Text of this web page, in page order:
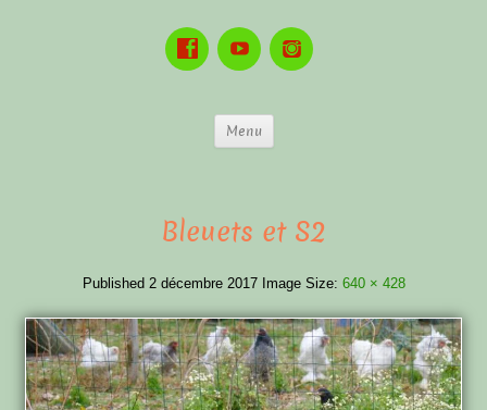
Menu
Bleuets et S2
Published 2 décembre 2017 Image Size: 640 × 428